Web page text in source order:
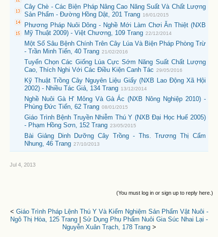
Cây Chè - Các Biện Pháp Nâng Cao Năng Suất Và Chất Lượng
Sản Phẩm - Đường Hồng Dật, 201 Trang 16/01/2015
Phương Pháp Nuôi Dông - Nghề Mới Làm Chơi Ăn Thiệt (NXB
Mỹ Thuật 2009) - Việt Chương, 109 Trang 22/12/2014
Một Số Sâu Bệnh Chính Trên Cây Lúa Và Biện Pháp Phòng Trừ
- Trần Minh Tiến, 40 Trang 21/02/2016
Tuyển Chọn Các Giống Lúa Cực Sớm Năng Suất Chất Lượng
Cao, Thích Nghi Với Các Điều Kiện Canh Tác 29/05/2016
Kỹ Thuật Trồng Cây Nguyên Liệu Giấy (NXB Lao Động Xã Hội
2002) - Nhiều Tác Giả, 134 Trang 13/12/2014
Nghề Nuôi Gà H' Mông Và Gà Ác (NXB Nông Nghiệp 2010) -
Phùng Đức Tiến, 62 Trang 08/01/2015
Giáo Trình Bệnh Truyền Nhiễm Thú Y (NXB Đại Học Huế 2005)
- Phạm Hồng Sơn, 152 Trang 23/05/2015
Bài Giảng Dinh Dưỡng Cây Trồng - Ths. Trương Thị Cẩm
Nhung, 46 Trang 27/10/2013
Jul 4, 2013
(You must log in or sign up to reply here.)
< Giáo Trình Pháp Lệnh Thú Y Và Kiểm Nghiệm Sản Phẩm Vật Nuôi -
Ngô Thị Hòa, 125 Trang
Sử Dụng Phụ Phẩm Nuôi Gia Súc Nhai Lại -
Nguyễn Xuân Trạch, 178 Trang>